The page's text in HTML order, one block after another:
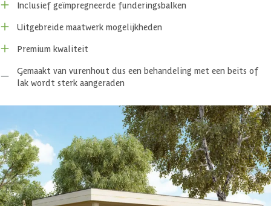
Inclusief geïmpregneerde funderingsbalken
Uitgebreide maatwerk mogelijkheden
Premium kwaliteit
Gemaakt van vurenhout dus een behandeling met een beits of
lak wordt sterk aangeraden
Belangrijke specificaties
Merk Azalp